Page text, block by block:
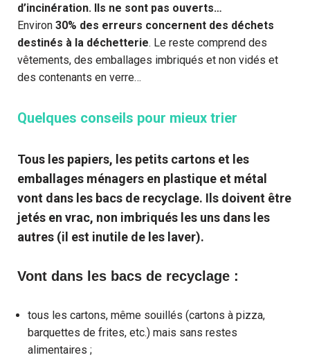
d’incinération. Ils ne sont pas ouverts…
Environ 30% des erreurs concernent des déchets
destinés à la déchetterie. Le reste comprend des
vêtements, des emballages imbriqués et non vidés et
des contenants en verre…
Quelques conseils pour mieux trier
Tous les papiers, les petits cartons et les
emballages ménagers en plastique et métal
vont dans les bacs de recyclage. Ils doivent être
jetés en vrac, non imbriqués les uns dans les
autres (il est inutile de les laver).
Vont dans les bacs de recyclage :
tous les cartons, même souillés (cartons à pizza,
barquettes de frites, etc.) mais sans restes
alimentaires ;